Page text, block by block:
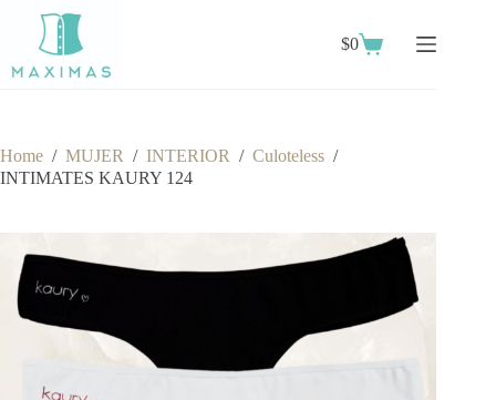
content
Shopping
$0
Home / MUJER / INTERIOR / Culoteless /
INTIMATES KAURY 124